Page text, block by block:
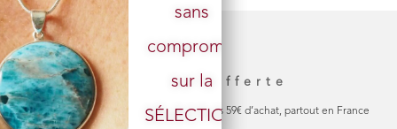
Livraison offerte
La livraison de votre colis est gratuite dès 59€ d’achat, partout en France
Votre email
sans
compromis
sur la
SÉLECTION